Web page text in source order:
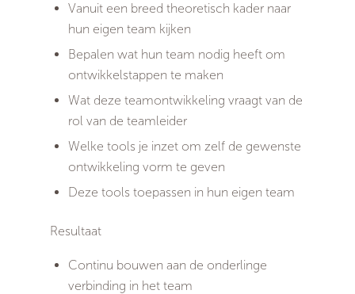
Vanuit een breed theoretisch kader naar
hun eigen team kijken
Bepalen wat hun team nodig heeft om
ontwikkelstappen te maken
Wat deze teamontwikkeling vraagt van de
rol van de teamleider
Welke tools je inzet om zelf de gewenste
ontwikkeling vorm te geven
Deze tools toepassen in hun eigen team
Resultaat
Continu bouwen aan de onderlinge
verbinding in het team